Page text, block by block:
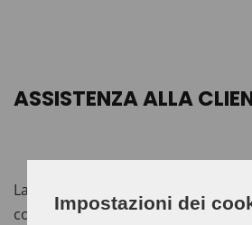
Impostazioni dei
ASSISTENZA ALLA
La capacità di ascolto, il sapere
corretta ad ogni esigenza